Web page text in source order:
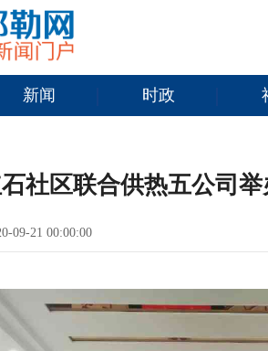
新闻 时政
社区联合供热五公司
09-21 00:00:00